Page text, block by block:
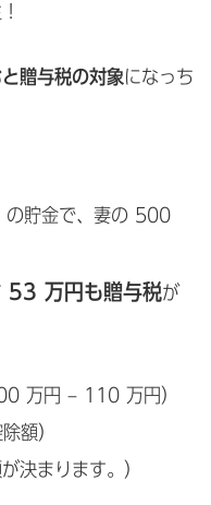
贈与税の対象になっち
貯金で、妻の 500
53 万円も贈与税が
万円 – 110 万円）
額）
決まります。）